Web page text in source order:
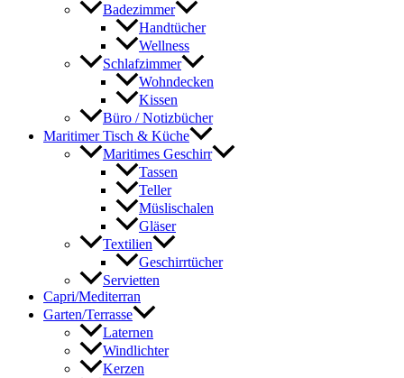
Badezimmer
Handtücher
Wellness
Schlafzimmer
Wohndecken
Kissen
Büro / Notizbücher
Maritimer Tisch & Küche
Maritimes Geschirr
Tassen
Teller
Müslischalen
Gläser
Textilien
Geschirrtücher
Servietten
Capri/Mediterran
Garten/Terrasse
Laternen
Windlichter
Kerzen